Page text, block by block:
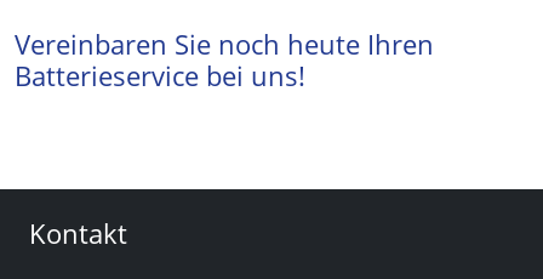
Vereinbaren Sie noch heute Ihren
Batterieservice bei uns!
Kontakt